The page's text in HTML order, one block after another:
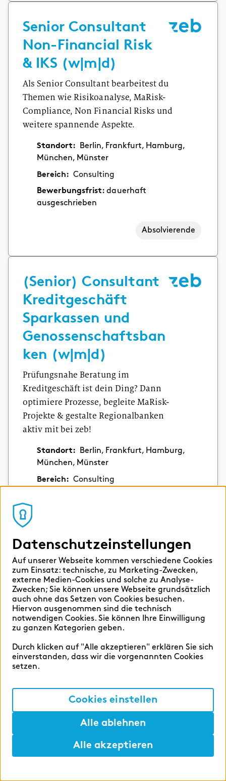
Senior Consultant
Non-Financial Risk
& IKS (w|m|d)
Als Senior Consultant bearbeitest du
Themen wie Risikoanalyse, MaRisk-
Compliance, Non Financial Risks und
weitere spannende Aspekte.
Standort:
Berlin, Frankfurt, Hamburg,
München, Münster
Bereich: Consulting
Bewerbungsfrist:dauerhaft
ausgeschrieben
Absolvierende
(Senior) Consultant
Kreditgeschäft
Sparkassen und
Genossenschaftsban
ken (w|m|d)
Prüfungsnahe Beratung im
Kreditgeschäft ist dein Ding? Dann
optimiere Prozesse, begleite MaRisk-
Projekte & gestalte Regionalbanken
aktiv mit bei zeb!
Standort:
Berlin, Frankfurt, Hamburg,
München, Münster
Bereich: Consulting
Mehr Jobs
JETZT BEWERBEN - in 5 Minuten
Datenschutzeinstellungen
Auf unserer Webseite kommen verschiedene Cookies
zum Einsatz: technische, zu Marketing-Zwecken,
externe Medien-Cookies und solche zu Analyse-
Zwecken; Sie können unsere Webseite grundsätzlich
auch ohne das Setzen von Cookies besuchen.
Hiervon ausgenommen sind die technisch
notwendigen Cookies. Sie können Ihre Einwilligung
zu ganzen Kategorien geben.
Durch klicken auf "Alle akzeptieren" erklären Sie sich
einverstanden, dass wir die vorgenannten Cookies
setzen.
Cookies einstellen
Alle ablehnen
Alle akzeptieren